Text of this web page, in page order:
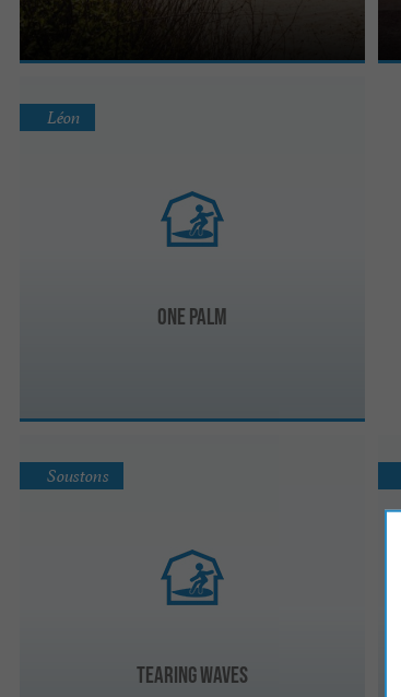
accueille ...
One palm
Léon
TEARING WAVES
Soustons